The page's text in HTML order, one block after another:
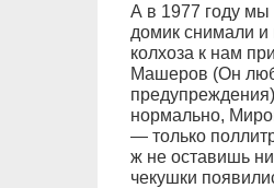
А в 1977 году мы
домик снимали и
колхоза к нам
Машеров (Он
нормально,
— только
ж не оставишь
чекушки